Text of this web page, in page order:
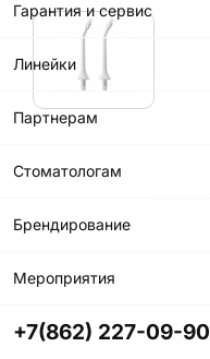
Гарантия и сервис
Линейки
Партнерам
Стоматологам
Брендирование
Мероприятия
+7(862) 227-09-90